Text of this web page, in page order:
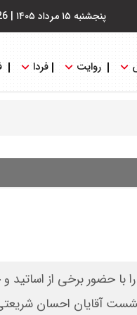
پنجشنبه ۱۵ مرداد ۱۴۰۵ |
روایت فردا
حضور برخی از اساتید
آقایان احسان